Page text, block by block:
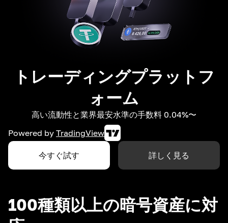
トレーディングプラットフ
ォーム
高い流動性と業界最安水準の手数料 0.04%〜
Powered by TradingView
今すぐ試す 詳しく見る
100種類以上の暗号資産に対